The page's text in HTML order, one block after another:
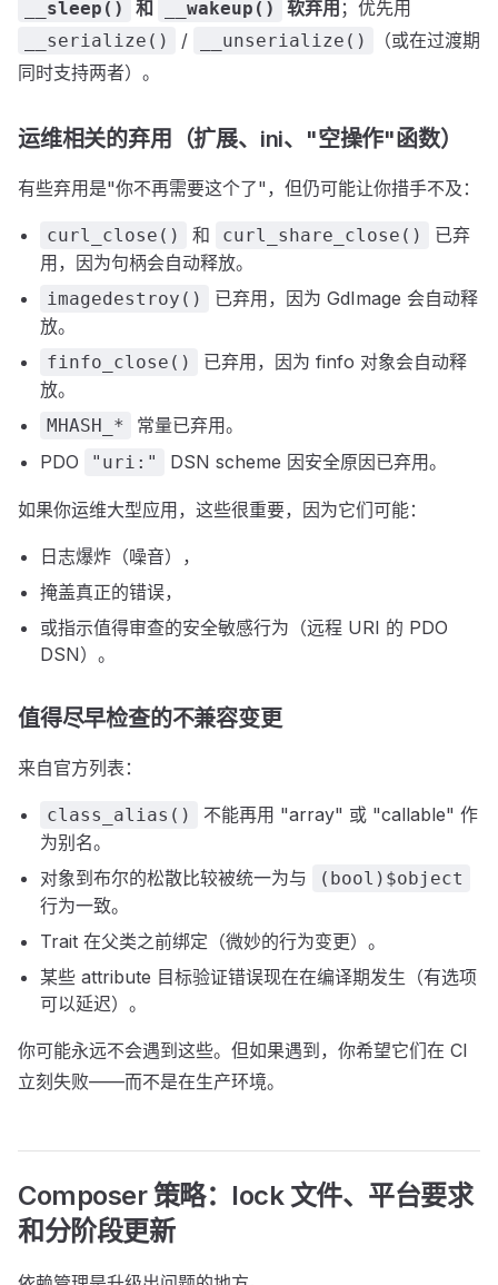
__sleep() 和 __wakeup() 软弃用 ；优先用
__serialize() / __unserialize()
（或在过渡期
同时支持两者）。
运维相关的弃用（扩展、ini、"空操作"函数）
有些弃用是"你不再需要这个了"，但仍可能让你措手不及：
curl_close() 和 curl_share_close()
已弃
用，因为句柄会自动释放。
imagedestroy()
已弃用，因为 GdImage 会自动释
放。
finfo_close()
已弃用，因为 finfo 对象会自动释
放。
MHASH_*
常量已弃用。
PDO
"uri:" DSN scheme 因安全原因已弃用。
如果你运维大型应用，这些很重要，因为它们可能：
日志爆炸（噪音），
掩盖真正的错误，
或指示值得审查的安全敏感行为（远程 URI 的 PDO
DSN）。
值得尽早检查的不兼容变更
来自官方列表：
class_alias()
不能再用 "array" 或 "callable" 作
为别名。
对象到布尔的松散比较被统一为与
(bool)$object
行为一致。
Trait 在父类之前绑定（微妙的行为变更）。
某些 attribute 目标验证错误现在在编译期发生（有选项
可以延迟）。
你可能永远不会遇到这些。但如果遇到，你希望它们在 CI
立刻失败——而不是在生产环境。
Composer 策略：lock 文件、平台要求
和分阶段更新